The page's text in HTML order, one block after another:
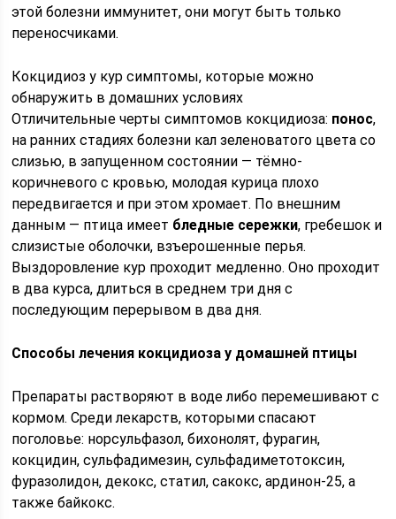
этой болезни иммунитет, они могут быть только
переносчиками.
Кокцидиоз у кур симптомы, которые можно
обнаружить в домашних условиях
Отличительные черты симптомов кокцидиоза: понос,
на ранних стадиях болезни кал зеленоватого цвета со
слизью, в запущенном состоянии — тёмно-
коричневого с кровью, молодая курица плохо
передвигается и при этом хромает. По внешним
данным — птица имеет бледные сережки, гребешок и
слизистые оболочки, взъерошенные перья.
Выздоровление кур проходит медленно. Оно проходит
в два курса, длиться в среднем три дня с
последующим перерывом в два дня.
Способы лечения кокцидиоза у домашней птицы
Препараты растворяют в воде либо перемешивают с
кормом. Среди лекарств, которыми спасают
поголовье: норсульфазол, бихонолят, фурагин,
кокцидин, сульфадимезин, сульфадиметотоксин,
фуразолидон, декокс, статил, сакокс, ардинон-25, а
также байкокс.